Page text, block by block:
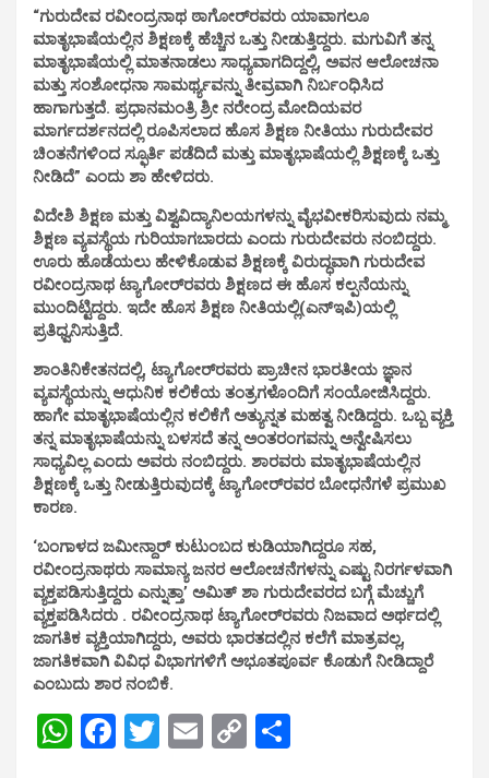
“ಗುರುದೇವ ರವೀಂದ್ರನಾಥ ಠಾಗೋರ್‌ರವರು ಯಾವಾಗಲೂ
ಮಾತೃಭಾಷೆಯಲ್ಲಿನ ಶಿಕ್ಷಣಕ್ಕೆ ಹೆಚ್ಚಿನ ಒತ್ತು ನೀಡುತ್ತಿದ್ದರು. ಮಗುವಿಗೆ ತನ್ನ
ಮಾತೃಭಾಷೆಯಲ್ಲಿ ಮಾತನಾಡಲು ಸಾಧ್ಯವಾಗದಿದ್ದಲ್ಲಿ, ಅವನ ಆಲೋಚನಾ
ಮತ್ತು ಸಂಶೋಧನಾ ಸಾಮರ್ಥ್ಯವನ್ನು ತೀವ್ರವಾಗಿ ನಿರ್ಬಂಧಿಸಿದ
ಹಾಗಾಗುತ್ತದೆ. ಪ್ರಧಾನಮಂತ್ರಿ ಶ್ರೀ ನರೇಂದ್ರ ಮೋದಿಯವರ
ಮಾರ್ಗದರ್ಶನದಲ್ಲಿ ರೂಪಿಸಲಾದ ಹೊಸ ಶಿಕ್ಷಣ ನೀತಿಯು ಗುರುದೇವರ
ಚಿಂತನೆಗಳಿಂದ ಸ್ಫೂರ್ತಿ ಪಡೆದಿದೆ ಮತ್ತು ಮಾತೃಭಾಷೆಯಲ್ಲಿ ಶಿಕ್ಷಣಕ್ಕೆ ಒತ್ತು
ನೀಡಿದೆ” ಎಂದು ಶಾ ಹೇಳಿದರು.
ವಿದೇಶಿ ಶಿಕ್ಷಣ ಮತ್ತು ವಿಶ್ವವಿದ್ಯಾನಿಲಯಗಳನ್ನು ವೈಭವೀಕರಿಸುವುದು ನಮ್ಮ
ಶಿಕ್ಷಣ ವ್ಯವಸ್ಥೆಯ ಗುರಿಯಾಗಬಾರದು ಎಂದು ಗುರುದೇವರು ನಂಬಿದ್ದರು.
ಊರು ಹೊಡೆಯಲು ಹೇಳಿಕೊಡುವ ಶಿಕ್ಷಣಕ್ಕೆ ವಿರುದ್ಧವಾಗಿ ಗುರುದೇವ
ರವೀಂದ್ರನಾಥ ಟ್ಯಾಗೋರ್‌ರವರು ಶಿಕ್ಷಣದ ಈ ಹೊಸ ಕಲ್ಪನೆಯನ್ನು
ಮುಂದಿಟ್ಟಿದ್ದರು. ಇದೇ ಹೊಸ ಶಿಕ್ಷಣ ನೀತಿಯಲ್ಲಿ(ಎನ್‌ಇಪಿ)ಯಲ್ಲಿ
ಪ್ರತಿಧ್ವನಿಸುತ್ತಿದೆ.
ಶಾಂತಿನಿಕೇತನದಲ್ಲಿ, ಟ್ಯಾಗೋರ್‌ರವರು ಪ್ರಾಚೀನ ಭಾರತೀಯ ಜ್ಞಾನ
ವ್ಯವಸ್ಥೆಯನ್ನು ಆಧುನಿಕ ಕಲಿಕೆಯ ತಂತ್ರಗಳೊಂದಿಗೆ ಸಂಯೋಜಿಸಿದ್ದರು.
ಹಾಗೇ ಮಾತೃಭಾಷೆಯಲ್ಲಿನ ಕಲಿಕೆಗೆ ಅತ್ಯುನ್ನತ ಮಹತ್ವ ನೀಡಿದ್ದರು. ಒಬ್ಬ ವ್ಯಕ್ತಿ
ತನ್ನ ಮಾತೃಭಾಷೆಯನ್ನು ಬಳಸದೆ ತನ್ನ ಅಂತರಂಗವನ್ನು ಅನ್ವೇಷಿಸಲು
ಸಾಧ್ಯವಿಲ್ಲ ಎಂದು ಅವರು ನಂಬಿದ್ದರು. ಶಾರವರು ಮಾತೃಭಾಷೆಯಲ್ಲಿನ
ಶಿಕ್ಷಣಕ್ಕೆ ಒತ್ತು ನೀಡುತ್ತಿರುವುದಕ್ಕೆ ಟ್ಯಾಗೋರ್‌ರವರ ಬೋಧನೆಗಳೆ ಪ್ರಮುಖ
ಕಾರಣ.
‘ಬಂಗಾಳದ ಜಮೀನ್ದಾರ್ ಕುಟುಂಬದ ಕುಡಿಯಾಗಿದ್ದರೂ ಸಹ,
ರವೀಂದ್ರನಾಥರು ಸಾಮಾನ್ಯ ಜನರ ಆಲೋಚನೆಗಳನ್ನು ಎಷ್ಟು ನಿರರ್ಗಳವಾಗಿ
ವ್ಯಕ್ತಪಡಿಸುತ್ತಿದ್ದರು ಎನ್ನುತ್ತಾ’ ಅಮಿತ್ ಶಾ ಗುರುದೇವರದ ಬಗ್ಗೆ ಮೆಚ್ಚುಗೆ
ವ್ಯಕ್ತಪಡಿಸಿದರು . ರವೀಂದ್ರನಾಥ ಟ್ಯಾಗೋರ್‌ರವರು ನಿಜವಾದ ಅರ್ಥದಲ್ಲಿ
ಜಾಗತಿಕ ವ್ಯಕ್ತಿಯಾಗಿದ್ದರು, ಅವರು ಭಾರತದಲ್ಲಿನ ಕಲೆಗೆ ಮಾತ್ರವಲ್ಲ,
ಜಾಗತಿಕವಾಗಿ ವಿವಿಧ ವಿಭಾಗಗಳಿಗೆ ಅಭೂತಪೂರ್ವ ಕೊಡುಗೆ ನೀಡಿದ್ದಾರೆ
ಎಂಬುದು ಶಾರ ನಂಬಿಕೆ.
W F
T
E
C